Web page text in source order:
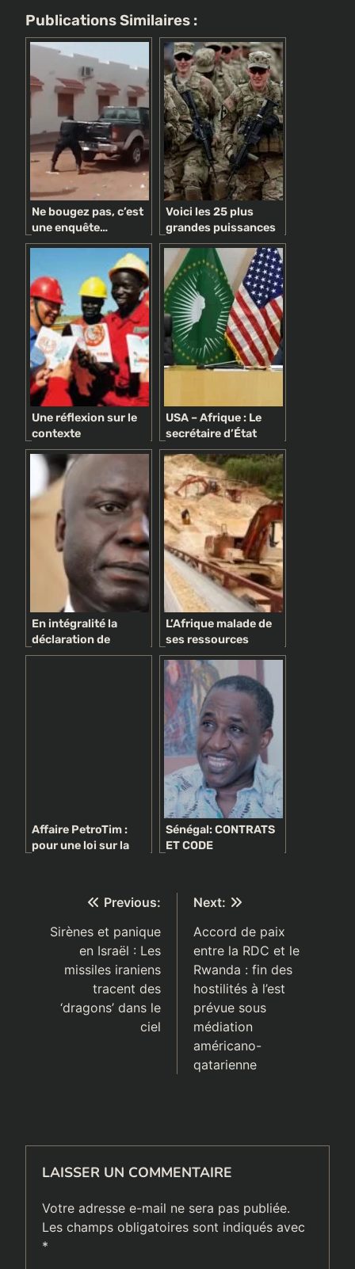
Publications Similaires :
Ne bougez pas, c’est
une enquête…
politique !
Voici les 25 plus
grandes puissances
militaires du monde
(Global Firepower)
Une réflexion sur le
contexte
néocolonialisme et
les intérêts
occidentaux en
Afrique
USA – Afrique : Le
secrétaire d’État
américain met en
garde les Africains
contre la Chine
En intégralité la
déclaration de
politique générale du
L’Afrique malade de
ses ressources
naturelles ?
Affaire PetroTim :
pour une loi sur la
Sénégal: CONTRATS
ET CODE
MARCHE !
Navigation
de
l’article
Previous:
Sirènes et panique
en Israël : Les
missiles iraniens
tracent des
‘dragons’ dans le
ciel
Next:
Accord de paix
entre la RDC et le
Rwanda : fin des
hostilités à l’est
prévue sous
médiation
américano-
qatarienne
LAISSER UN COMMENTAIRE
Votre adresse e-mail ne sera pas publiée.
Les champs obligatoires sont indiqués avec
*